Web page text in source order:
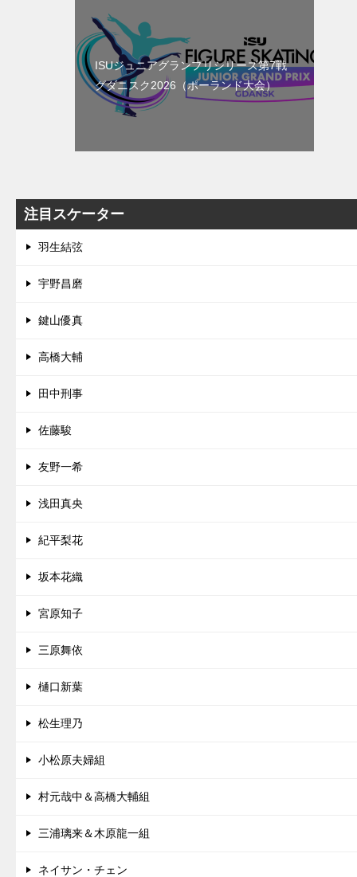
ISUジュニアグランプリシリーズ第7戦
グダニスク2026（ポーランド大会）
注目スケーター
羽生結弦
宇野昌磨
鍵山優真
高橋大輔
田中刑事
佐藤駿
友野一希
浅田真央
紀平梨花
坂本花織
宮原知子
三原舞依
樋口新葉
松生理乃
小松原夫婦組
村元哉中＆高橋大輔組
三浦璃来＆木原龍一組
ネイサン・チェン